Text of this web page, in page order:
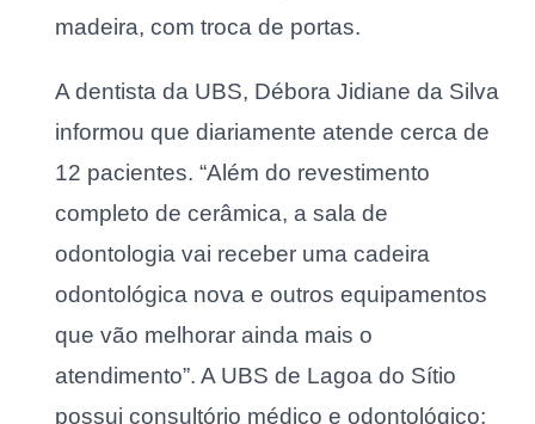
madeira, com troca de portas.
A dentista da UBS, Débora Jidiane da Silva
informou que diariamente atende cerca de
12 pacientes. “Além do revestimento
completo de cerâmica, a sala de
odontologia vai receber uma cadeira
odontológica nova e outros equipamentos
que vão melhorar ainda mais o
atendimento”. A UBS de Lagoa do Sítio
possui consultório médico e odontológico;